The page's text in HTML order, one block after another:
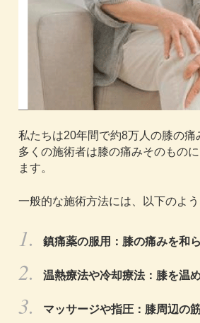
私たちは20年間で約8万人の膝の
多くの施術者は膝の痛みそのもの
ます。
一般的な施術方法には、以下のよう
鎮痛薬の服用：膝の痛みを和
温熱療法や冷却療法：膝を温
マッサージや指圧：膝周辺の